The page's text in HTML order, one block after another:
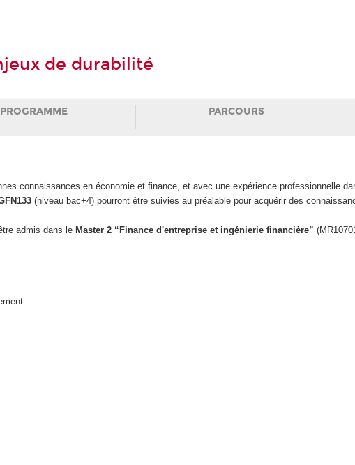
de durabilité
PROGRAMME PARCOURS
connaissances en économie et finance, et avec une expérience professionnelle
(niveau bac+4) pourront être suivies au préalable pour acquérir des
admis dans leMaster 2 “Finance d'entreprise et ingénierie financière”
: